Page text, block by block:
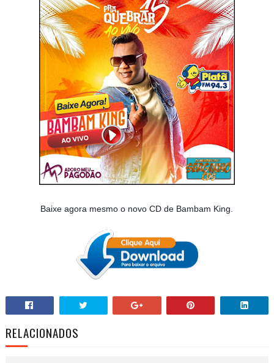
Baixe agora mesmo o novo CD de Bambam King.
RELACIONADOS